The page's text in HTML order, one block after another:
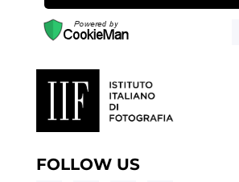
FOLLOW US